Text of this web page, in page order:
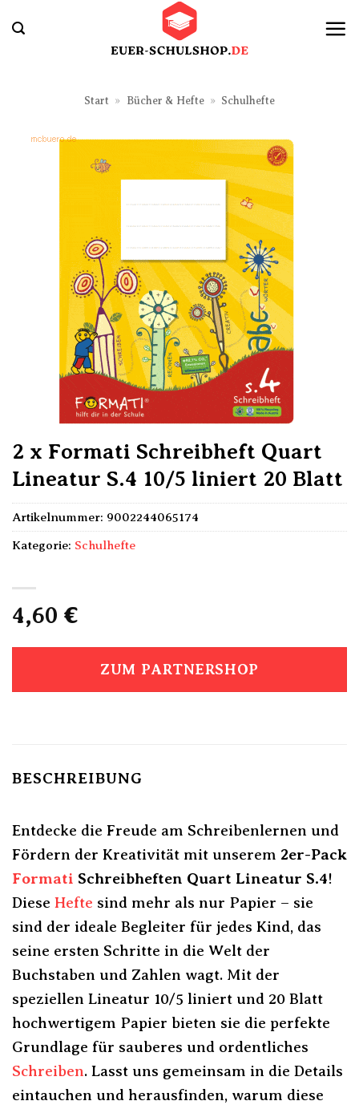
Inhalt
Start » Bücher & Hefte » Schulhefte
2 x Formati Schreibheft Quart
Lineatur S.4 10/5 liniert 20 Blatt
4,60 €
ZUM PARTNERSHOP
Artikelnummer: 9002244065174
Kategorie: Schulhefte
BESCHREIBUNG
Entdecke die Freude am Schreibenlernen und
Fördern der Kreativität mit unserem 2er-Pack
Formati Schreibheften Quart Lineatur S.4!
Diese Hefte sind mehr als nur Papier – sie
sind der ideale Begleiter für jedes Kind, das
seine ersten Schritte in die Welt der
Buchstaben und Zahlen wagt. Mit der
speziellen Lineatur 10/5 liniert und 20 Blatt
hochwertigem Papier bieten sie die perfekte
Grundlage für sauberes und ordentliches
Schreiben. Lasst uns gemeinsam in die Details
eintauchen und herausfinden, warum diese